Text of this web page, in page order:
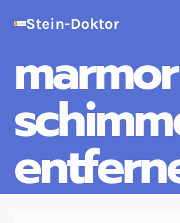
InhaltStein-Doktor
marmor